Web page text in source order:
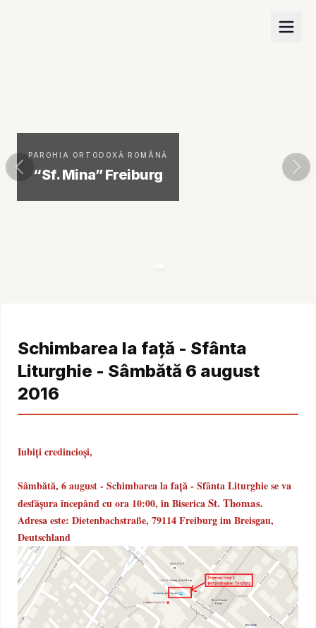
PAROHIA ORTODOXĂ ROMÂNĂ
“Sf. Mina” Freiburg
Schimbarea la față - Sfânta
Liturghie - Sâmbătă 6 august
2016
Iubiți credincioși,
Sâmbătă, 6 august - Schimbarea la față - Sfânta Liturghie se va
desfășura începând cu ora 10:00, în BisericaSt. Thomas.
Adresa este: Dietenbachstraße, 79114 Freiburg im Breisgau,
Deutschland